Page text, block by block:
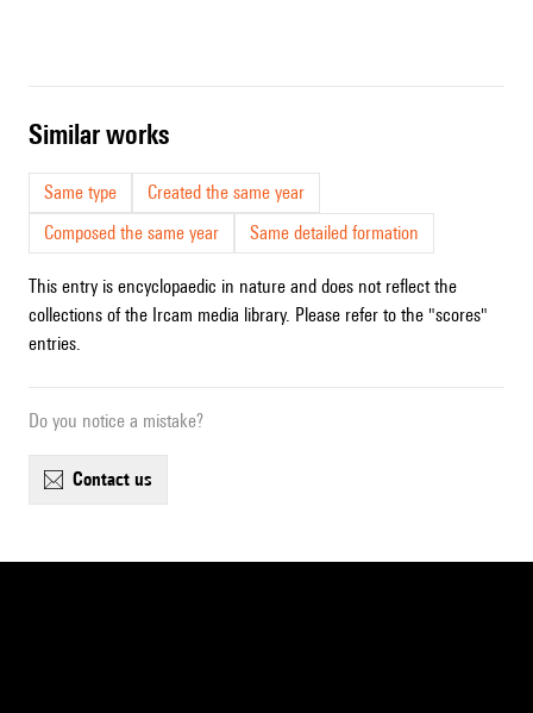
similar works
Same type
Created the same year
Composed the same year
Same detailed formation
This entry is encyclopaedic in nature and does not reflect the
collections of the Ircam media library. Please refer to the "scores"
entries.
Do you notice a mistake?
contact us